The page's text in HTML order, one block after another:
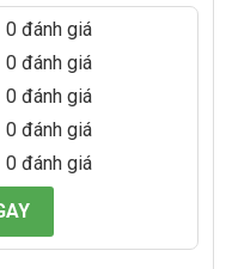
0 đánh giá
0 đánh giá
0 đánh giá
0 đánh giá
0 đánh giá